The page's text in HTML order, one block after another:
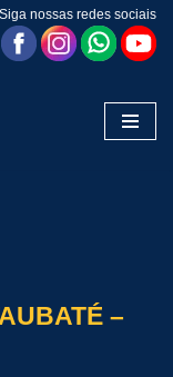
Siga nossas redes sociais
–